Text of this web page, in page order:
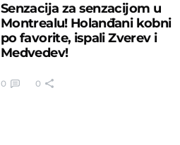
Senzacija za senzacijom u
Montrealu! Holanđani kobni
po favorite, ispali Zverev i
Medvedev!
0 0